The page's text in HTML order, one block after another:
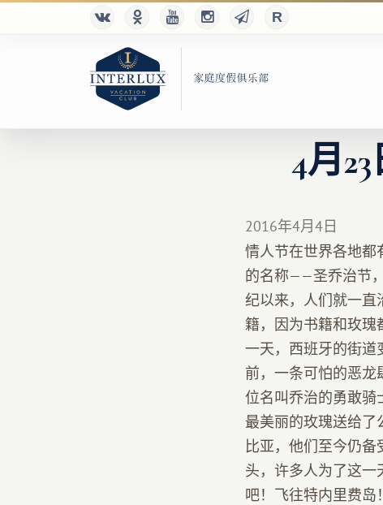
4月
2016年4月4日
情人节在世界各地都
的名称——圣乔治节
纪以来，人们就一直
籍，因为书籍和玫瑰
一天，西班牙的街道
前，一条可怕的恶
位名叫乔治的勇敢
最美丽的玫瑰送给了
比亚，他们至今仍
头，许多人为了这
吧！飞往特内里费岛！